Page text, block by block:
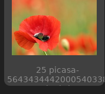
25 picasa-
5643434442000540338
web piwigo